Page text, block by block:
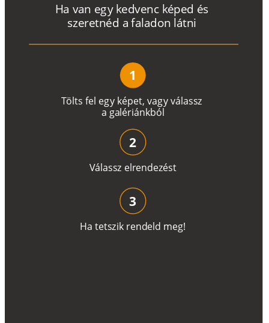
Tölts fel egy képet, vagyválassz
a galériánkból
Ha van egy kedvenc képed és
szeretnéd a faladon látni
1
Válassz elrendezést
2
Ha tetszik rendeld meg!
3